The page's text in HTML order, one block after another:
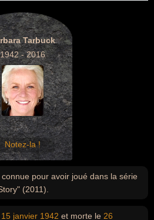
Tarbuck
1942 - 2016
Notez-la !
pour avoir joué dans la série
(2011).
15 janvier 1942 et morte le 26